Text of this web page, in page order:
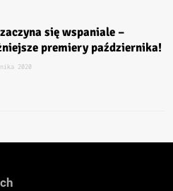
się wspaniale –
premiery października!
2020